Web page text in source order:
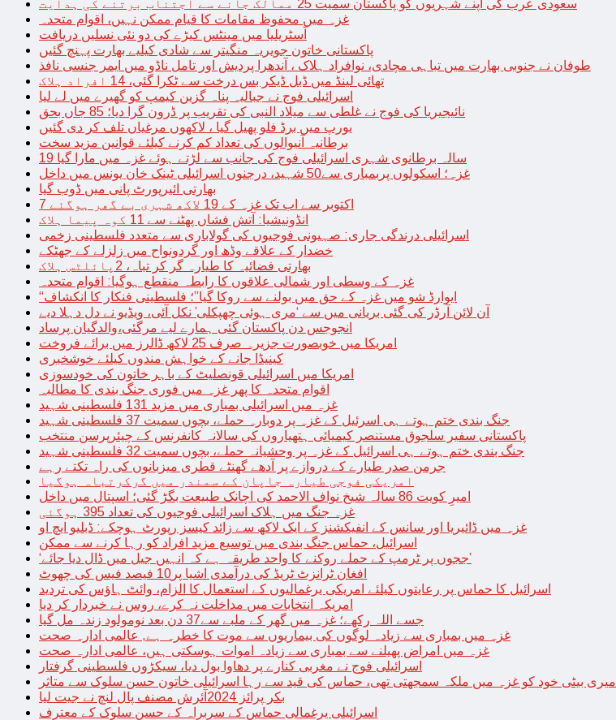
سعودی عرب کی اپنے شہریوں کو پاکستان سمیت 25 ممالک جانے سے اجتناب برتنے کی ہدایت
غزہ میں محفوظ مقامات کا قیام ممکن نہیں، اقوام متحدہ
آسٹریلیا میں مینٹس کیڑے کی دو نئی نسلیں دریافت
پاکستانی خاتون جویریہ منگیتر سے شادی کیلیے بھارت پہنچ گئیں
طوفان نے جنوبی بھارت میں تباہی مچادی، نوافراد ہلاک ، آندھرا پردیش اور تامل ناڈو میں ایمر جنسی نافذ
تھائی لینڈ میں ڈبل ڈیکر بس درخت سے ٹکرا گئی، 14 افراد ہلاک
اسرائیلی فوج نے جبالیہ پناہ گزین کیمپ کو گھیرے میں لے لیا
نائیجیریا کی فوج نے غلطی سے میلاد النبی کی تقریب پر ڈرون گرا دیا؛ 85 جاں بحق
یورپ میں برڈ فلو پھیل گیا ، لاکھوں مرغیاں تلف کر دی گئیں
برطانیہ آنیوالوں کی تعداد کم کرنے کیلئے قوانین مزید سخت
19 سالہ برطانوی شہری اسرائیلی فوج کی جانب سے لڑتے ہوئے غزہ میں مارا گیا
غزہ؛ اسکولوں پربمباری سے50 شہید، درجنوں اسرائیلی ٹینک خان یونس میں داخل
بھارتی ائیرپورٹ پانی میں ڈوب گیا
7 اکتوبر سے اب تک غزہ کے 19 لاکھ شہری بے گھر ہوگئے
انڈونیشیا: آتش فشاں پھٹنے سے 11 کوہ پیما ہلاک
اسرائیلی درندگی جاری: صہیونی فوجیوں کی گولاباری سے متعدد فلسطینی زخمی
خضدار کے علاقے وڈھ اور گردونواح میں زلزلے کے جھٹکے
بھارتی فضائیہ کا طیارہ گر کر تباہ، 2پائلٹس ہلاک
غزہ کے وسطی اور شمالی علاقوں کا رابطہ منقطع ہوگیا: اقوام متحدہ
“ایوارڈ شو میں غزہ کے حق میں بولنے سے روکا گیا”؛ فلسطینی فنکار کا انکشاف
آن لائن آرڈر کی گئی بریانی میں سے ‘مری ہوئی چھپکلی’ نکل آئی، ویڈیو نے دل دہلا دیے
انجوجس دن پاکستان گئی ہمارے لیے مرگئی،والدگیان پرساد
امریکا میں خوبصورت جزیرہ صرف 25 لاکھ ڈالرز میں برائے فروخت
کینیڈا جانے کے خواہش مندوں کیلئے خوشخبری
امریکا میں اسرائیلی قونصلیٹ کے باہر خاتون کی خودسوزی
اقوام متحدہ کا پھر غزہ میں فوری جنگ بندی کا مطالبہ
غزہ میں اسرائیلی بمباری میں مزید 131 فلسطینی شہید
جنگ بندی ختم ہوتے ہی اسرئیل کے غزہ پر دوبارہ حملے، بچوں سمیت 37 فلسطینی شہید
پاکستانی سفیر سلجوق مستنصر کیمیائی ہتھیاروں کی سالانہ کانفرنس کے چیئرپرسن منتخب
جنگ بندی ختم ہوتے ہی اسرائیل کے غزہ پر وحشیانہ حملے، بچوں سمیت 32 فلسطینی شہید
جرمن صدر طیارے کے دروازے پر آدھے گھنٹے قطری میزبانوں کی راہ تکتے رہے
امریکی فوجی طیارہ جاپان کے سمندر میں گرکرتباہ ہوگیا
امیرِ کویت 86 سالہ شیخ نواف الاحمد کی اچانک طبیعت بگڑ گئی؛ اسپتال میں داخل
غزہ جنگ میں ہلاک اسرائیلی فوجیوں کی تعداد 395 ہوگئی
غزہ میں ڈائیریا اور سانس کے انفیکشنز کے ایک لاکھ سے زائد کیسز رپورٹ ہوچکے: ڈبلیو ایچ او
اسرائیل، حماس جنگ بندی میں توسیع مزید افراد کو رہا کرنے سے ممکن
‘ججوں پر ٹرمپ کے حملے روکنے کا واحد طریقہ ہے کہ انہیں جیل میں ڈال دیا جائے’
افغان ٹرانزٹ ٹریڈ کی درآمدی اشیا پر10 فیصد فیس کی چھوٹ
اسرائیل کا حماس پر رعایتوں کیلئے امریکی یرغمالیوں کے استعمال کا الزام، وائٹ ہاؤس کی تردید
امریکہ انتخابات میں مداخلت نہ کرے، روس نے خبردار کر دیا
جسے اللہ رکھے؛ غزہ میں گھر کے ملبے سے37 دن بعد نومولود زندہ مل گیا
غزہ میں بمباری سے زیادہ لوگوں کی بیماریوں سے موت کا خطرہ ہے, عالمی ادارہ صحت
غزہ میں امراض پھیلنے سے بمباری سے زیادہ اموات ہوسکتی ہیں، عالمی ادارہ صحت
اسرائیلی فوج نے مغربی کنارے پر دھاوا بول دیا، سیکڑوں فلسطینی گرفتار
میری بیٹی خود کو غزہ میں ملکہ سمجھتی تھی، حماس کی قید سے رہا اسرائیلی خاتون حسن سلوک سے متاثر
بکر پرائز 2024آئرش مصنف پال لنچ نے جیت لیا
اسرائیلی یرغمالی حماس کے سربراہ کے حسن سلوک کے معترف